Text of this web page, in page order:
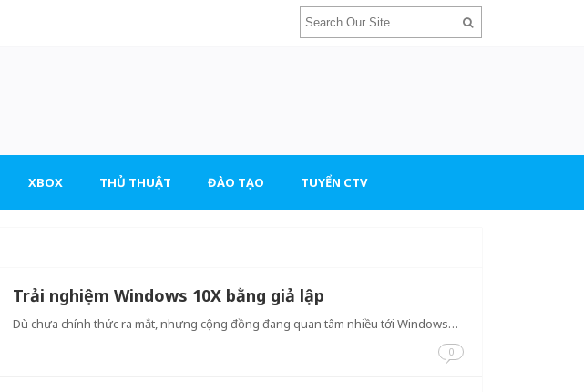
XBOX THỦ THUẬT ĐÀO TẠO TUYỂN CTV
Trải nghiệm Windows 10X bằng giả lập
Dù chưa chính thức ra mắt, nhưng cộng đồng đang quan tâm nhiều tới Windows…
0